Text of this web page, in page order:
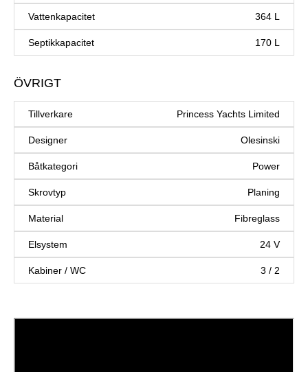
Vattenkapacitet 364 L
Septikkapacitet 170 L
ÖVRIGT
Tillverkare Princess Yachts Limited
Designer Olesinski
Båtkategori Power
Skrovtyp Planing
Material Fibreglass
Elsystem 24 V
Kabiner / WC 3 / 2